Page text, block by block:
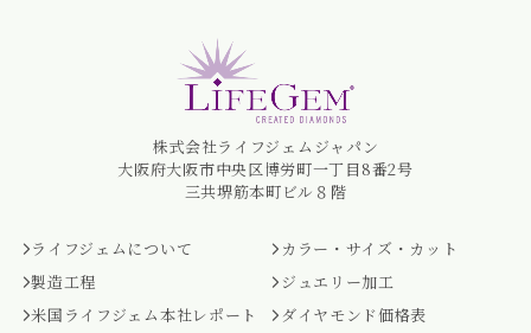
株式会社ライフジェムジャパン
大阪府大阪市中央区博労町一丁目8番2号
三共堺筋本町ビル８階
ライフジェムについて
製造工程
米国ライフジェム本社レポート
カラー・サイズ・カット
ジュエリー加工
ダイヤモンド価格表